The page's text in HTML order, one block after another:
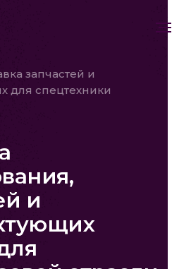
запчастей и
для спецтехники
и